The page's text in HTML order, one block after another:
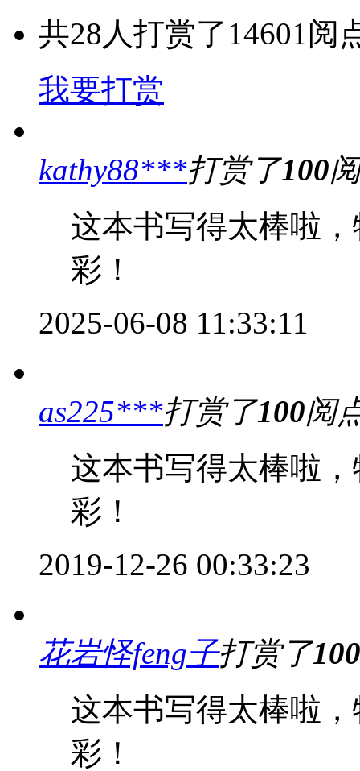
共28 人打赏了 14601阅
我要打赏
kathy88***打赏了100
这本书写得太棒啦
彩！
2025-06-08 11:33:11
as225***打赏了100阅
这本书写得太棒啦
彩！
2019-12-26 00:33:23
花岩怪feng子打赏了100
这本书写得太棒啦
彩！